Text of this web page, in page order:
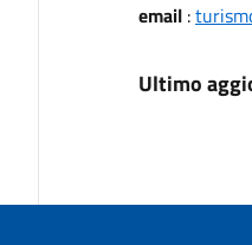
email:
Ultimo